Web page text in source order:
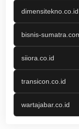
dimensitekno.co.id
bisnis-
siiora.co.id
transicon.co.id
wartajabar.co.id